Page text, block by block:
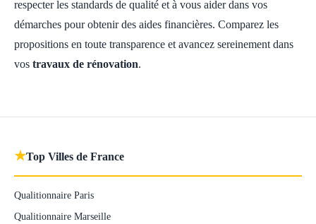
respecter les standards de qualité et à vous aider dans vos
démarches pour obtenir des aides financières. Comparez les
propositions en toute transparence et avancez sereinement dans
vos travaux de rénovation.
★Top Villes de France
Qualitionnaire Paris
Qualitionnaire Marseille